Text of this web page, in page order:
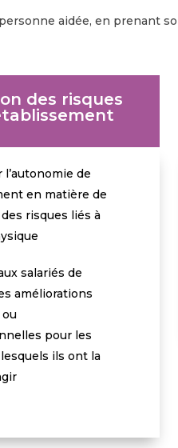
aidée, en prenant
des risques
de
en matière de
risques liés à
salariés de
améliorations
pour les
ils ont la